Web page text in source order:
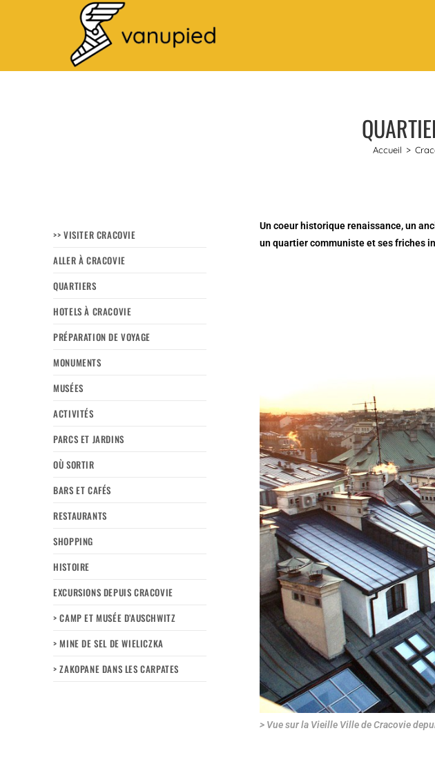
Accueil >
Un coeur historique renaissance, un
un quartier communiste et ses friches
> Vue sur la Vieille Ville de Cracovie
>> VISITER CRACOVIE
ALLER À CRACOVIE
QUARTIERS
HOTELS À CRACOVIE
PRÉPARATION DE VOYAGE
MONUMENTS
MUSÉES
ACTIVITÉS
PARCS ET JARDINS
OÙ SORTIR
BARS ET CAFÉS
RESTAURANTS
SHOPPING
HISTOIRE
EXCURSIONS DEPUIS CRACOVIE
> CAMP ET MUSÉE D’AUSCHWITZ
> MINE DE SEL DE WIELICZKA
> ZAKOPANE DANS LES CARPATES